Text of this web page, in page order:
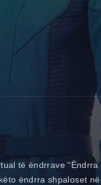
të ëndrrave
ëndrra shpaloset në